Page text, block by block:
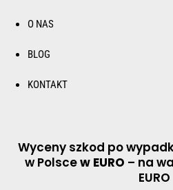
O NAS
BLOG
KONTAKT
Wyceny szkod po
w Polscew EURO – na
EURO